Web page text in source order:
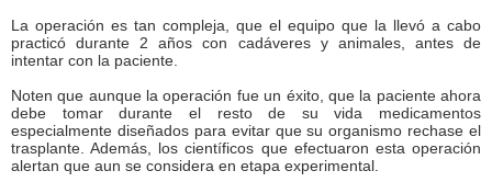
La operación es tan compleja, que el equipo que la llevó a cabo
practicó durante 2 años con cadáveres y animales, antes de
intentar con la paciente.
Noten que aunque la operación fue un éxito, que la paciente ahora
debe tomar durante el resto de su vida medicamentos
especialmente diseñados para evitar que su organismo rechase el
trasplante. Además, los científicos que efectuaron esta operación
alertan que aun se considera en etapa experimental.